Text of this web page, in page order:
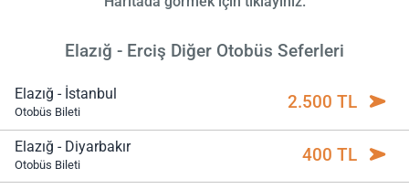
Elazığ - Erciş Diğer Otobüs Seferleri
Elazığ - İstanbul
Otobüs Bileti 2.500 TL
Elazığ - Diyarbakır
Otobüs Bileti 400 TL